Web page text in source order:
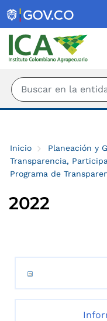
Inicio
Planeación y
Transparencia,
Programa de
2022